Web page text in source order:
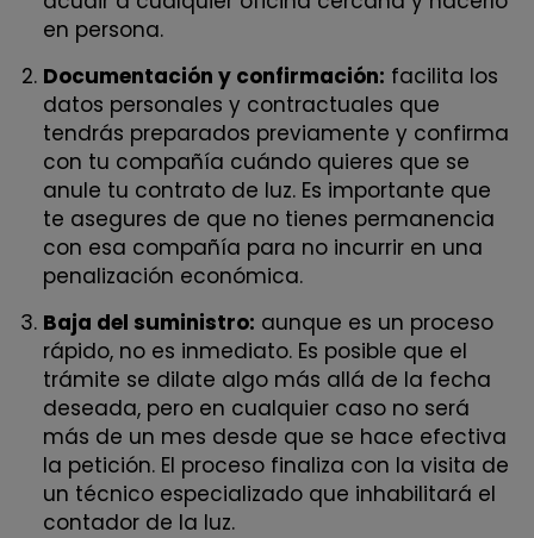
en persona.
Documentación y confirmación: facilita los
datos personales y contractuales que
tendrás preparados previamente y confirma
con tu compañía cuándo quieres que se
anule tu contrato de luz. Es importante que
te asegures de que no tienes permanencia
con esa compañía para no incurrir en una
penalización económica.
Baja del suministro: aunque es un proceso
rápido, no es inmediato. Es posible que el
trámite se dilate algo más allá de la fecha
deseada, pero en cualquier caso no será
más de un mes desde que se hace efectiva
la petición. El proceso finaliza con la visita de
un técnico especializado que inhabilitará el
contador de la luz.